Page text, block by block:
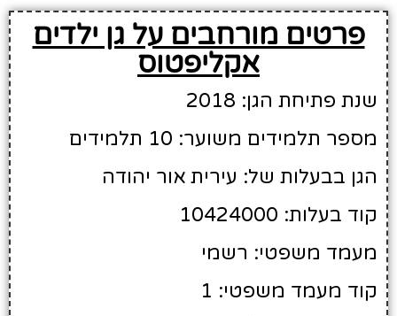
פרטים מורחבים על גן ילדים
אקליפטוס
שנת פתיחת הגן: 2018
מספר תלמידים משוער: 10 תלמידים
הגן בבעלות של: עירית אור יהודה
קוד בעלות: 10424000
מעמד משפטי: רשמי
קוד מעמד משפטי: 1